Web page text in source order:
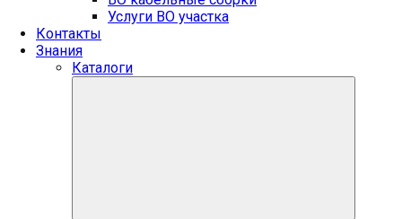
Услуги ВО участка
Контакты
Знания
Каталоги